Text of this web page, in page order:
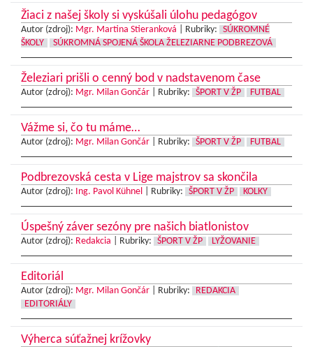
Žiaci z našej školy si vyskúšali úlohu pedagógov
Autor (zdroj): Mgr. Martina Stieranková Rubriky:
SÚKROMNÉ
ŠKOLY
SÚKROMNÁ SPOJENÁ ŠKOLA ŽELEZIARNE PODBREZOVÁ
Železiari prišli o cenný bod v nadstavenom čase
Autor (zdroj): Mgr. Milan Gončár Rubriky: ŠPORT V ŽP FUTBAL
Vážme si, čo tu máme…
Autor (zdroj): Mgr. Milan Gončár Rubriky: ŠPORT V ŽP FUTBAL
Podbrezovská cesta v Lige majstrov sa skončila
Autor (zdroj): Ing. Pavol Kühnel Rubriky: ŠPORT V ŽP KOLKY
Úspešný záver sezóny pre našich biatlonistov
Autor (zdroj): Redakcia Rubriky: ŠPORT V ŽP LYŽOVANIE
Editoriál
Autor (zdroj): Mgr. Milan Gončár Rubriky:
REDAKCIA
EDITORIÁLY
Výherca súťažnej krížovky